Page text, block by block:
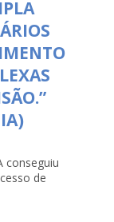
conseguiu
de